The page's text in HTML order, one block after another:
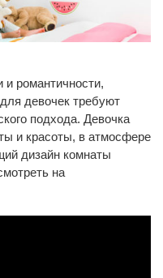
и романтичности,
девочек требуют
подхода. Девочка
и красоты, в атмосфере
дизайн комнаты
на